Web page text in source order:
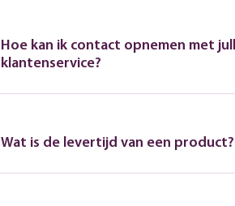
Hoe kan ik contact opnemen met
klantenservice?
Wat is de levertijd van een product?